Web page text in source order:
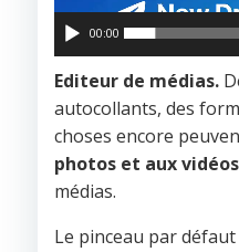
00:00
Editeur de médias.
autocollants, des
choses encore
photos et aux vidéos
médias.
Le pinceau par défaut